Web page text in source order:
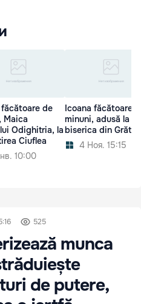
făcătoare de
Maica
Odighitria, la
Ciuflea
10:00
Icoana făcătoare
minuni, adusă la
biserica din
4 Ноя. 15:15
525
munca
de putere,